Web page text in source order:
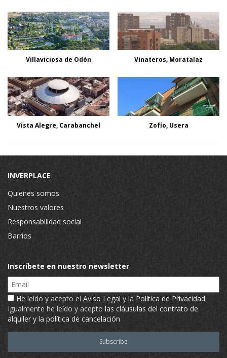
Villaviciosa de Odón Vinateros, Moratalaz
Vista Alegre, Carabanchel Zofío, Usera
INVERPLACE
Quienes somos
Nuestros valores
Responsabilidad social
Barrios
Inscríbete en nuestro newsletter
Email
He leído y acepto el Aviso Legal y la Política de Privacidad.
Igualmente he leído y acepto las cláusulas del contrato de
alquiler y la política de cancelación